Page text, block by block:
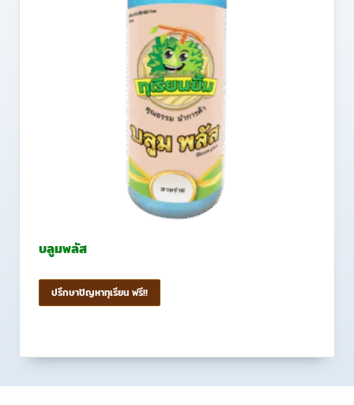
บลูมพลัส
ปรึกษาปัญหาทุเรียน ฟรี!!